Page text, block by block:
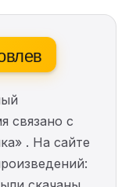
связано с
. На сайте